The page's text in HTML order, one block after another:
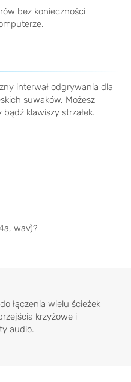
bez konieczności
interwał odgrywania dla
suwaków. Możesz
klawiszy strzałek.
wav)?
łączenia wielu ścieżek
krzyżowe i
audio.